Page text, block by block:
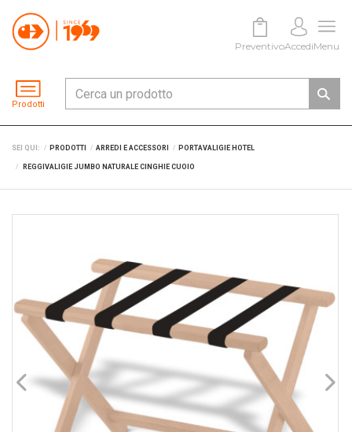
Prodotti
PreventivoAccediMenu
SEI QUI: PRODOTTI ARREDI E ACCESSORI PORTAVALIGIE HOTEL
REGGIVALIGIE JUMBO NATURALE CINGHIE CUOIO